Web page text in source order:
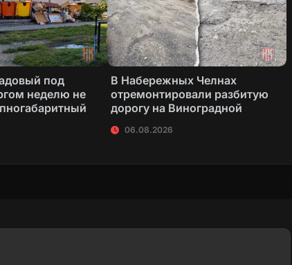
под
неделю не
В Набережных Челнах
отремонтировали разбитую
дорогу на Виноградной
06.08.2026